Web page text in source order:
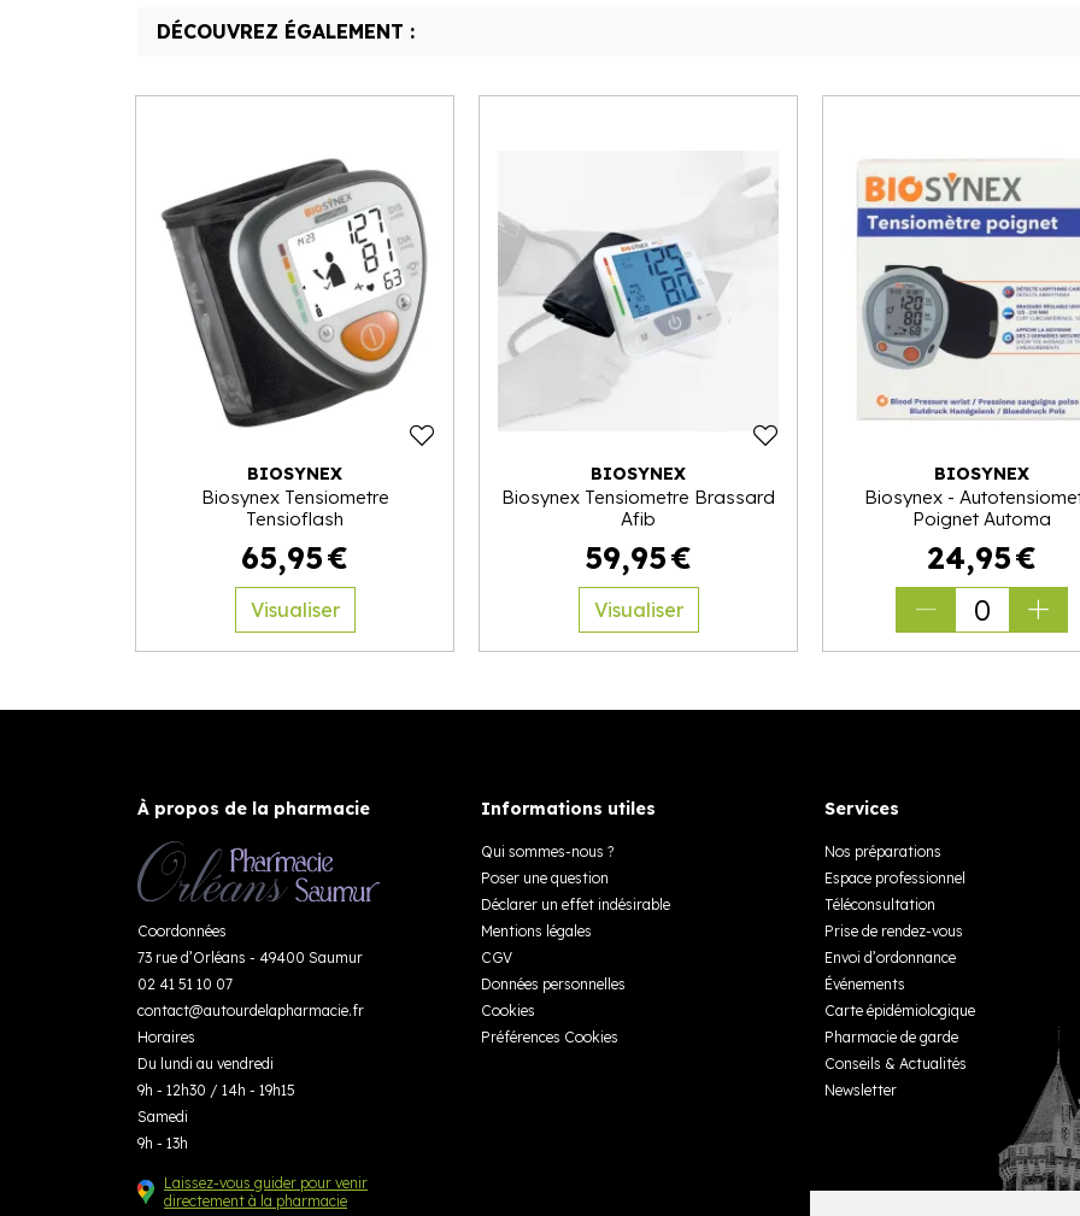
DÉCOUVREZ ÉGALEMENT :
BIOSYNEX
Biosynex Tensiometre
Tensioflash
65,95€
Visualiser
BIOSYNEX
Biosynex Tensiometre Brassard
Afib
59,95€
Visualiser
BIOSYNEX
Biosynex -
Poignet Automa
24,95€
0
À propos de la pharmacie
Coordonnées
73 rue d’Orléans - 49400 Saumur
02 41 51 10 07
contact@autourdelapharmacie.fr
Horaires
Du lundi au vendredi
9h - 12h30 / 14h - 19h15
Samedi
9h - 13h
Laissez-vous guider pour venir
directement à la pharmacie
Informations utiles
Qui sommes-nous ?
Poser une question
Déclarer un effet indésirable
Mentions légales
CGV
Données personnelles
Cookies
Préférences Cookies
Services
Nos préparations
Espace professionnel
Téléconsultation
Prise de rendez-vous
Envoi d’ordonnance
Événements
Carte épidémiologique
Pharmacie de garde
Conseils & Actualités
Newsletter